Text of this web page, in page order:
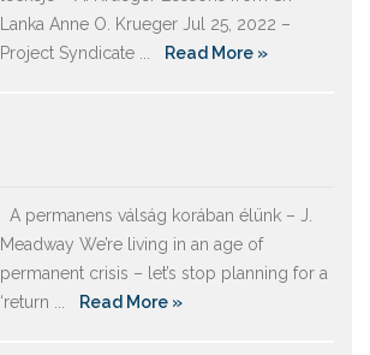
Lanka Anne O. Krueger Jul 25, 2022 –
Project Syndicate ...
Read More »
A permanens válság korában élünk – J.
Meadway We’re living in an age of
permanent crisis – let’s stop planning for a
‘return ...
Read More »